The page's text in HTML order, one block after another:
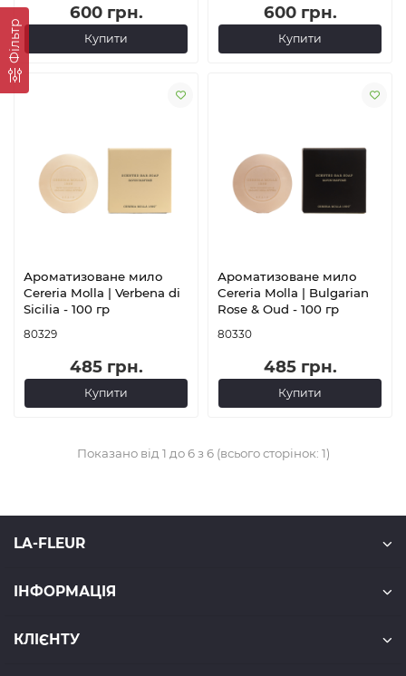
Фільтр
600 грн.
Купити
600 грн.
Купити
Ароматизоване мило
Cereria Molla | Verbena di
Sicilia - 100 гр
80329
485 грн.
Купити
Ароматизоване мило
Cereria Molla | Bulgarian
Rose & Oud - 100 гр
80330
485 грн.
Купити
Показано від 1 до 6 з 6 (всього сторінок: 1)
LA-FLEUR
ІНФОРМАЦІЯ
КЛІЄНТУ